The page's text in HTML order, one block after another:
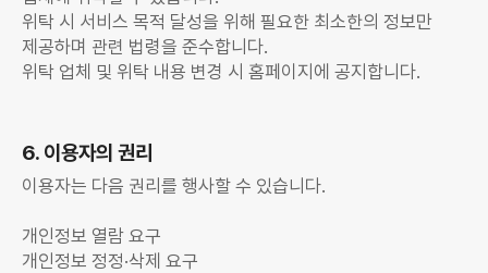
위탁 시 서비스 목적 달성을 위해 필요한 최소한의 정보만
제공하며 관련 법령을 준수합니다.
위탁 업체 및 위탁 내용 변경 시 홈페이지에 공지합니다.
6. 이용자의 권리
이용자는 다음 권리를 행사할 수 있습니다.
개인정보 열람 요구
개인정보 정정·삭제 요구